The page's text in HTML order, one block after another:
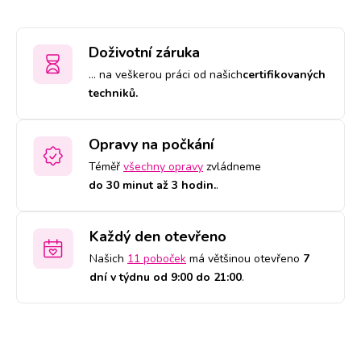
Doživotní záruka
… na veškerou práci od našichcertifikovaných
techniků.
Opravy na počkání
Téměř všechny opravy zvládneme
do 30 minut až 3 hodin..
Každý den otevřeno
Našich 11 poboček má většinou otevřeno 7
dní v týdnu od 9:00 do 21:00.